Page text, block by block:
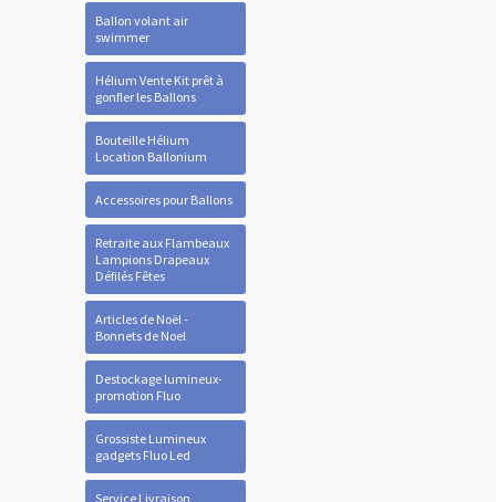
Ballon volant air
swimmer
Hélium Vente Kit prêt à
gonfler les Ballons
Bouteille Hélium
Location Ballonium
Accessoires pour Ballons
Retraite aux Flambeaux
Lampions Drapeaux
Défilés Fêtes
Articles de Noël -
Bonnets de Noel
Destockage lumineux-
promotion Fluo
Grossiste Lumineux
gadgets Fluo Led
Service Livraison